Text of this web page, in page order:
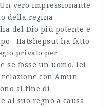
vero impressionante
della regina
del Dio più potente e
. Hatshepsut ha fatto
privato per
se fosse un uomo, lei
con Amun
al fine di
al suo regno a causa